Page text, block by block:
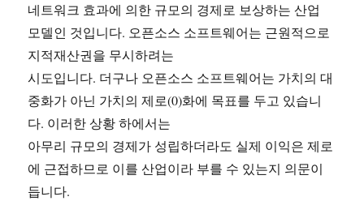
네트워크 효과에 의한 규모의 경제로 보상하는 산업
모델인 것입니다. 오픈소스 소프트웨어는 근원적으로
지적재산권을 무시하려는
시도입니다. 더구나 오픈소스 소프트웨어는 가치의 대
중화가 아닌 가치의 제로(0)화에 목표를 두고 있습니
다. 이러한 상황 하에서는
아무리 규모의 경제가 성립하더라도 실제 이익은 제로
에 근접하므로 이를 산업이라 부를 수 있는지 의문이
듭니다.